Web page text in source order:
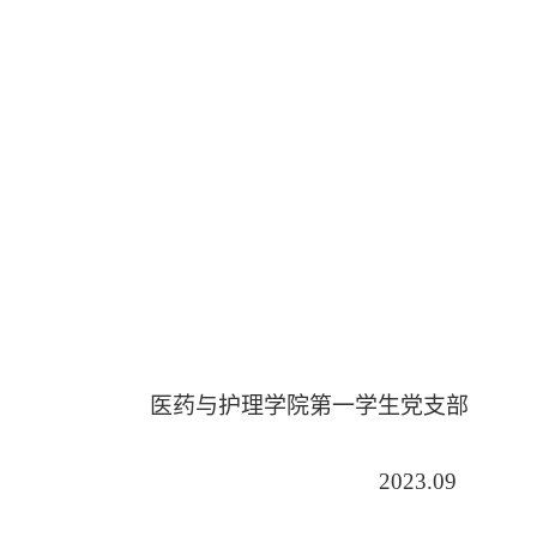
医药与护理学院第一学生党支部
2023.09